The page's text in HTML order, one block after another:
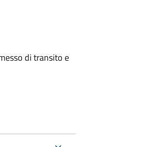
di transito e